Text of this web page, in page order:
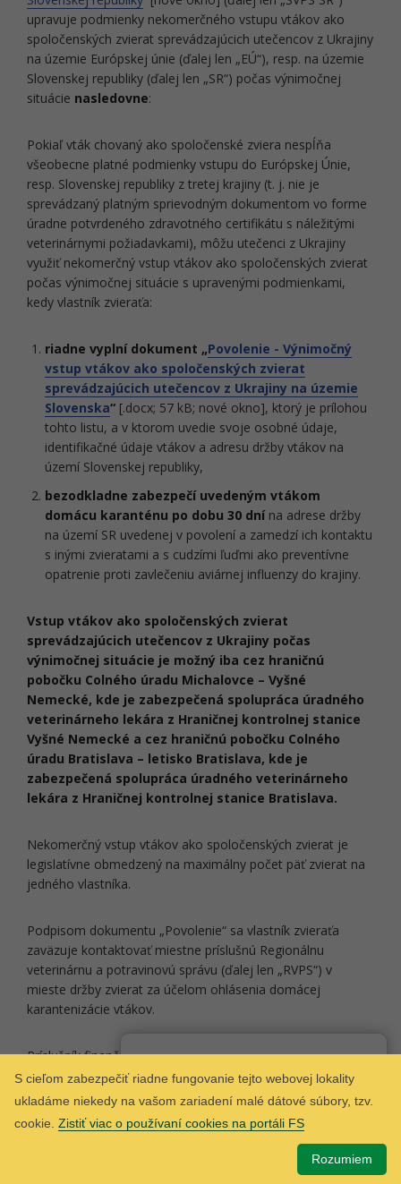
S cieľom zabezpečiť riadne fungovanie tejto webovej lokality
ukladáme niekedy na vašom zariadení malé dátové súbory, tzv.
cookie. Zistiť viac o používaní cookies na portáli FS
Rozumiem
upravuje podmienky nekomerčného vstupu vtákov ako
spoločenských zvierat sprevádzajúcich utečencov z Ukrajiny
na územie Európskej únie (ďalej len „EÚ“), resp. na územie
Slovenskej republiky (ďalej len „SR“) počas výnimočnej
situácie nasledovne:
Pokiaľ vták chovaný ako spoločenské zviera nespĺňa
všeobecne platné podmienky vstupu do Európskej Únie,
resp. Slovenskej republiky z tretej krajiny (t. j. nie je
sprevádzaný platným sprievodným dokumentom vo forme
úradne potvrdeného zdravotného certifikátu s náležitými
veterinárnymi požiadavkami), môžu utečenci z Ukrajiny
využiť nekomerčný vstup vtákov ako spoločenských zvierat
počas výnimočnej situácie s upravenými podmienkami,
kedy vlastník zvieraťa:
riadne vyplní dokument „Povolenie - Výnimočný
vstup vtákov ako spoločenských zvierat
sprevádzajúcich utečencov z Ukrajiny na územie
Slovenska“ [.docx; 57 kB; nové okno], ktorý je prílohou
tohto listu, a v ktorom uvedie svoje osobné údaje,
identifikačné údaje vtákov a adresu držby vtákov na
území Slovenskej republiky,
bezodkladne zabezpečí uvedeným vtákom
domácu karanténu po dobu 30 dnína adrese držby
na území SR uvedenej v povolení a zamedzí ich kontaktu
s inými zvieratami a s cudzími ľuďmi ako preventívne
opatrenie proti zavlečeniu aviárnej influenzy do krajiny.
Vstup vtákov ako spoločenských zvierat
sprevádzajúcich utečencov z Ukrajiny počas
výnimočnej situácie je možný iba cez hraničnú
pobočku Colného úradu Michalovce – Vyšné
Nemecké, kde je zabezpečená spolupráca úradného
veterinárneho lekára z Hraničnej kontrolnej stanice
Vyšné Nemecké a cez hraničnú pobočku Colného
úradu Bratislava – letisko Bratislava, kde je
zabezpečená spolupráca úradného veterinárneho
lekára z Hraničnej kontrolnej stanice Bratislava.
Nekomerčný vstup vtákov ako spoločenských zvierat je
legislatívne obmedzený na maximálny počet päť zvierat na
jedného vlastníka.
Podpisom dokumentu „Povolenie“ sa vlastník zvieraťa
zaväzuje kontaktovať miestne príslušnú Regionálnu
veterinárnu a potravinovú správu (ďalej len „RVPS“) v
mieste držby zvierat za účelom ohlásenia domácej
karantenizácie vtákov.
Príslušník finančnej správy oskenuje vyplnené povolenie
vlastníkom zvierat – „Výnimočný vstup vtákov ako
spoločenských zvierat sprevádzajúcich utečencov z Ukrajiny
na územie Slovenska“ a obratom zašle na e-mailovú adresu
pets.ua@svps.sk, aby mohla byť informácia zaslaná
príslušnej RVPS v mieste domácej karantenizácie vtákov aj
zo strany ŠVPS SR. Originál povolenia vráti vlastníkovi, aby